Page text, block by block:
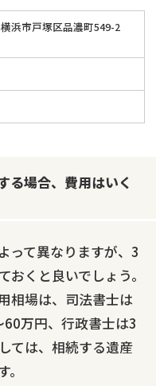
浜市戸塚区品濃町549-2
る場合、費用はいく
って異なりますが、3
おくと良いでしょう。
相場は、司法書士は
万円、行政書士は3
ては、相続する遺産